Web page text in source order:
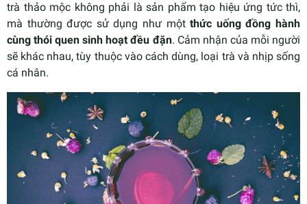
trà thảo mộc không phải là sản phẩm tạo hiệu ứng tức thì,
mà thường được sử dụng như mộtthức uống đồng hành
cùng thói quen sinh hoạt đều đặn. Cảm nhận của mỗi người
sẽ khác nhau, tùy thuộc vào cách dùng, loại trà và nhịp sống
cá nhân.